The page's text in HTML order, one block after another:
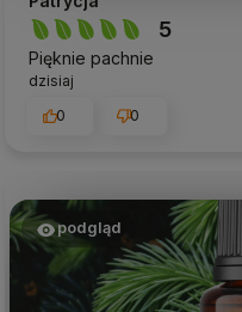
5
Pięknie pachnie
dzisiaj
0
0
podgląd